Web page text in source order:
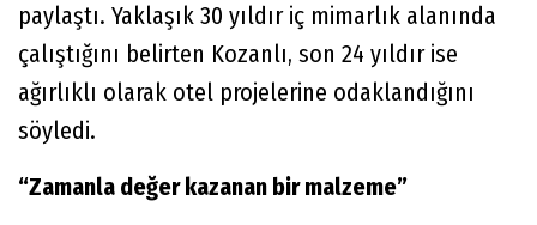
paylaştı. Yaklaşık 30 yıldır iç mimarlık alanında
çalıştığını belirten Kozanlı, son 24 yıldır ise
ağırlıklı olarak otel projelerine odaklandığını
söyledi.
“Zamanla değer kazanan bir malzeme”